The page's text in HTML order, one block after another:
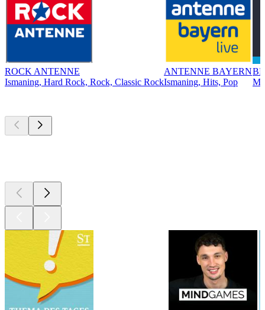
ROCK ANTENNE
Ismaning, Hard Rock, Rock, Classic Rock
ANTENNE BAYERN
Ismaning, Hits, Pop